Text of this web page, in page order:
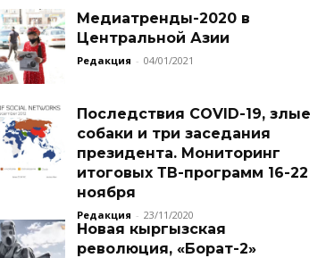
Медиатренды-2020 в
Центральной Азии
Редакция - 04/01/2021
Последствия COVID-19, злые
собаки и три заседания
президента. Мониторинг
итоговых ТВ-программ 16-22
ноября
Редакция - 23/11/2020
Новая кыргызская
революция, «Борат-2»